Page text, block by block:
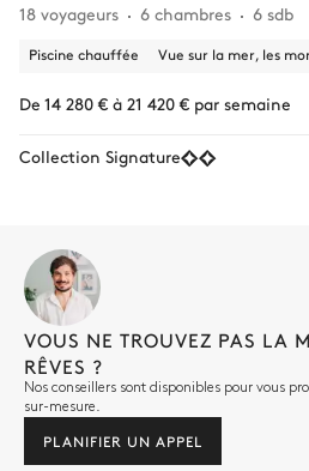
18 voyageurs
6 chambres 6 sdb
Piscine chauffée Vue sur la mer, les
De 14 280 € à 21 420 € par semaine
Collection Signature
VOUS NE TROUVEZ PAS LA
RÊVES ?
Nos conseillers sont disponibles pour vous
sur-mesure.
PLANIFIER UN APPEL